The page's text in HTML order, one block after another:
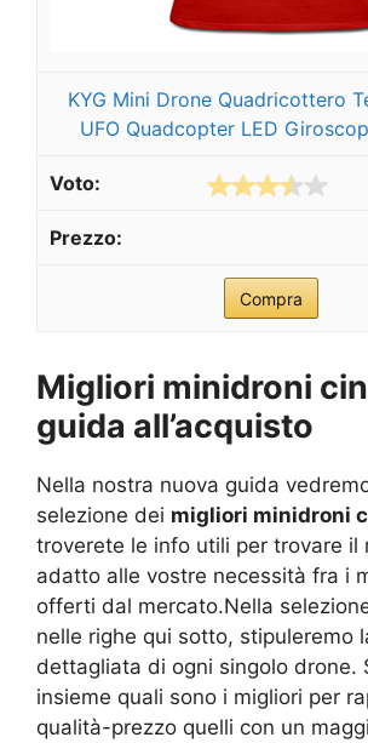
KYG Mini Drone Quadricottero
UFO Quadcopter LED
Compra
Migliori minidroni
guida all’acquisto
Nella nostra nuova guida
selezione dei migliori minidroni
troverete le info utili per trovare il
adatto alle vostre necessità fra i
offerti dal mercato.Nella
nelle righe qui sotto, stipuleremo
dettagliata di ogni singolo drone.
insieme quali sono i migliori per
qualità-prezzo quelli con un